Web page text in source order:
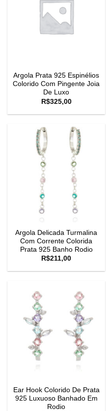
Argola Prata 925 Espinélios
Colorido Com Pingente Joia
De Luxo
R$325,00
Argola Delicada Turmalina
Com Corrente Colorida
Prata 925 Banho Rodio
R$211,00
Ear Hook Colorido De Prata
925 Luxuoso Banhado Em
Rodio